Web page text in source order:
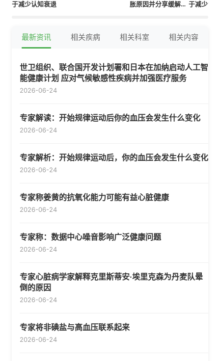
于减少认知衰退
胀原因并分享缓解不 于减少认
最新资讯 相关疾病 相关科室 相关内容
世卫组织、联合国开发计划署和日本在加纳启动人工智
能健康计划 应对气候敏感性疾病并加强医疗服务
2026-06-24
专家解读：开始规律运动后你的血压会发生什么变化
2026-06-24
专家解析：开始规律运动后，你的血压会发生什么变化
2026-06-24
专家称姜黄的抗氧化能力可能有益心脏健康
2026-06-24
专家称：数据中心噪音影响广泛健康问题
2026-06-24
专家心脏病学家解释克里斯蒂安·埃里克森为丹麦队晕
倒的原因
2026-06-24
专家将非碘盐与高血压联系起来
2026-06-24